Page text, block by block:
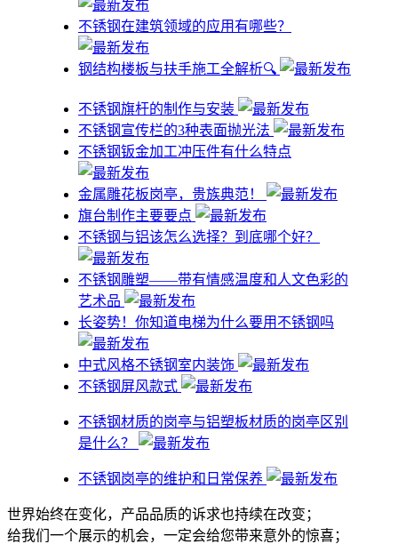
不锈钢在建筑领域的应用有哪些？
钢结构楼板与扶手施工全解析🔍
不锈钢旗杆的制作与安装
不锈钢宣传栏的3种表面抛光法
不锈钢钣金加工冲压件有什么特点
金属雕花板岗亭，贵族典范！
旗台制作主要要点
不锈钢与铝该怎么选择？到底哪个好？
不锈钢雕塑——带有情感温度和人文色彩的
艺术品
​长姿势！你知道电梯为什么要用不锈钢吗
中式风格不锈钢室内装饰
不锈钢屏风款式
不锈钢材质的岗亭与铝塑板材质的岗亭区别
是什么？
不锈钢岗亭的维护和日常保养
世界始终在变化，产品品质的诉求也持续在改变；
给我们一个展示的机会，一定会给您带来意外的惊喜；